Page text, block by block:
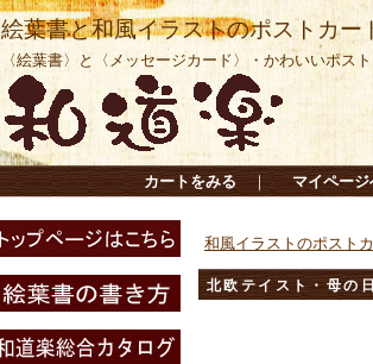
絵葉書と和風イラストのポストカー
〈絵葉書〉と〈メッセージカード〉・かわいいポス
カートをみる ｜ マイペー
和風イラストのポスト
北欧テイスト・母